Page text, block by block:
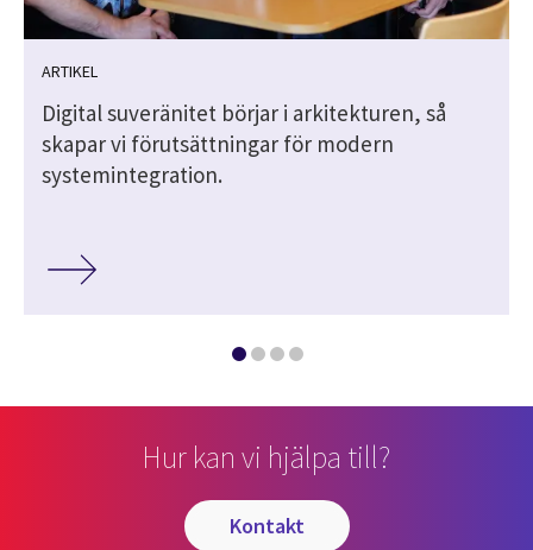
ARTIKEL
Digital suveränitet börjar i arkitekturen, så
skapar vi förutsättningar för modern
systemintegration.
Hur kan vi hjälpa till?
kontakt